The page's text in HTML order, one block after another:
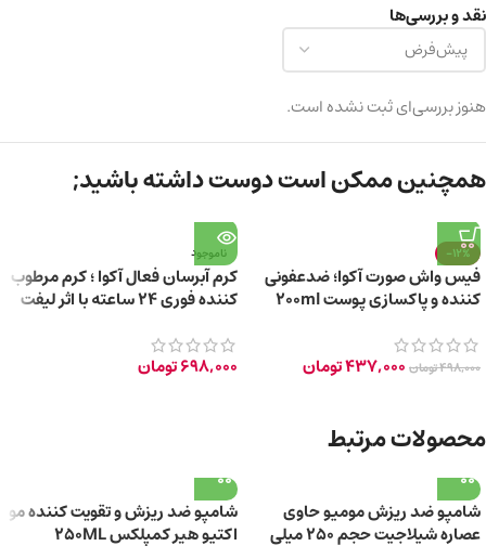
نقد و بررسی‌ها
هنوز بررسی‌ای ثبت نشده است.
همچنین ممکن است دوست داشته باشید;
-12%
فیس واش صورت آکوا؛ ضدعفونی
کننده و پاکسازی پوست 200ml
498,000تومان 437,000تومان
ناموجود
کرم آبرسان فعال آکوا ؛ کرم مرطوب
کننده فوری 24 ساعته با اثر لیفت
698,000تومان
محصولات مرتبط
شامپو ضد ریزش مومیو حاوی
عصاره شیلاجیت حجم ۲۵۰ میلی
شامپو ضد ریزش و تقویت کننده مو
اکتیو هیر کمپلکس 250ML